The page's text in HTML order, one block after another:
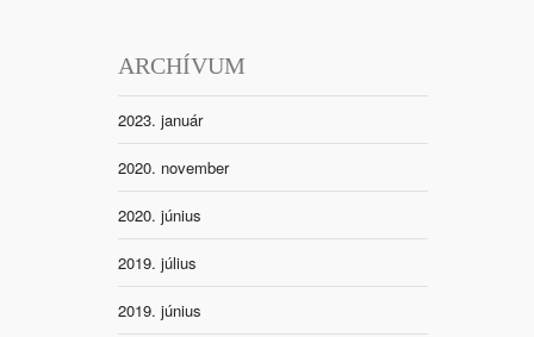
ARCHÍVUM
2023. január
2020. november
2020. június
2019. július
2019. június